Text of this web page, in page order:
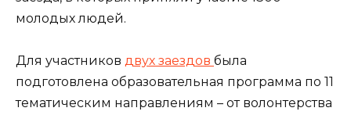
молодых людей.
Для участников двух заездов была
подготовлена образовательная программа по 11
тематическим направлениям – от волонтерства